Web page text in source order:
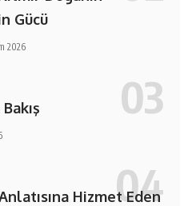
Gücü
2026
Hizmet Eden